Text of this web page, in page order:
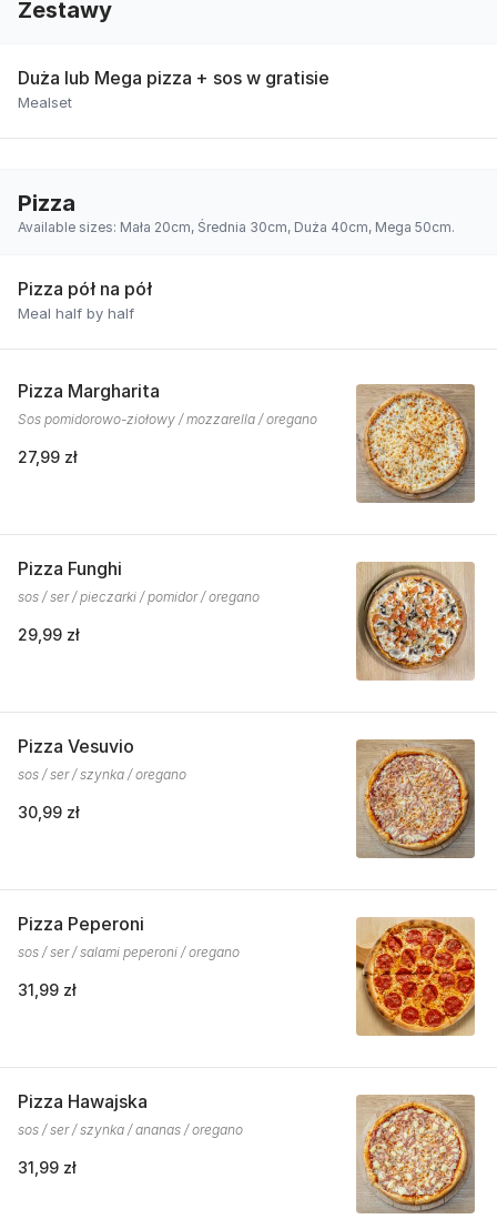
Zestawy
Duża lub Mega pizza + sos w gratisie
Mealset
Pizza
Available sizes: Mała 20cm, Średnia 30cm, Duża 40cm, Mega 50cm.
Pizza pół na pół
Meal half by half
Pizza Margharita
Sos pomidorowo-ziołowy / mozzarella / oregano
27,99 zł
Pizza Funghi
sos / ser / pieczarki / pomidor / oregano
29,99 zł
Pizza Vesuvio
sos / ser / szynka / oregano
30,99 zł
Pizza Peperoni
sos / ser / salami peperoni / oregano
31,99 zł
Pizza Hawajska
sos / ser / szynka / ananas / oregano
31,99 zł